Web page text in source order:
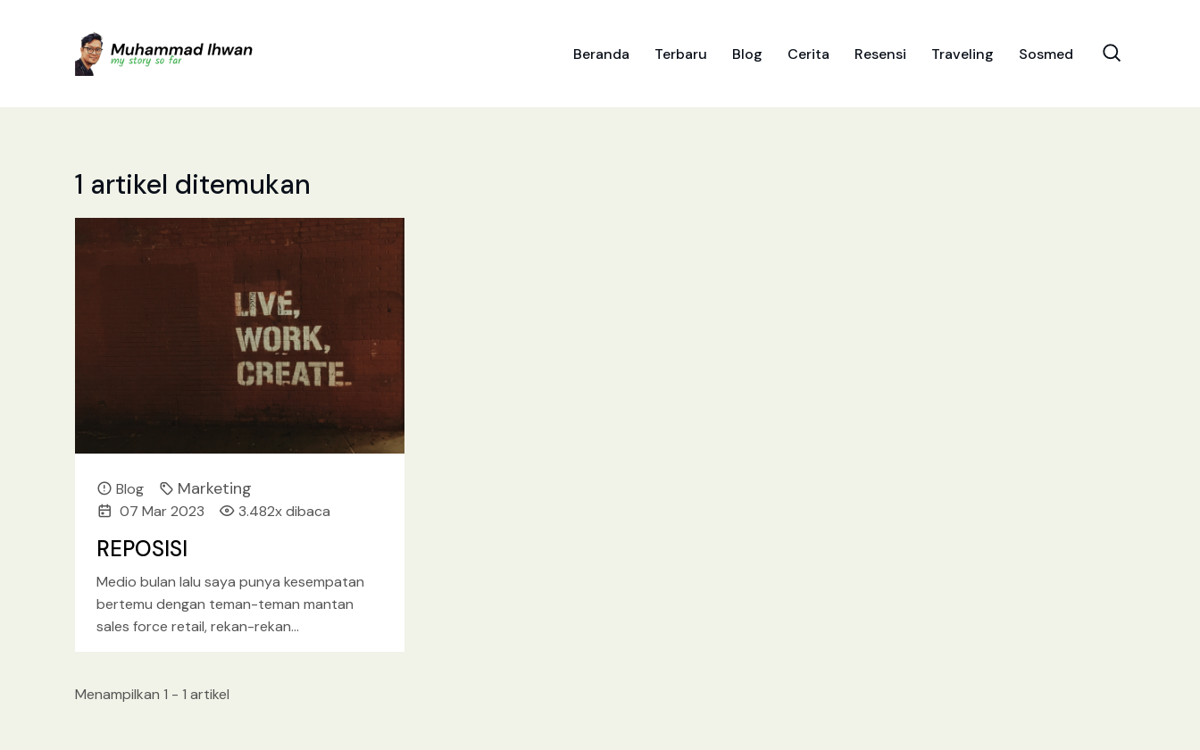
Beranda Terbaru Blog Cerita Resensi Traveling Sosmed
1 artikel ditemukan
Blog Marketing
07 Mar 2023 3.482x dibaca
REPOSISI
Medio bulan lalu saya punya kesempatan
bertemu dengan teman-teman mantan
sales force retail, rekan-rekan
perusahaan [baca lebih lanjut.. ]
Menampilkan 1 - 1 artikel